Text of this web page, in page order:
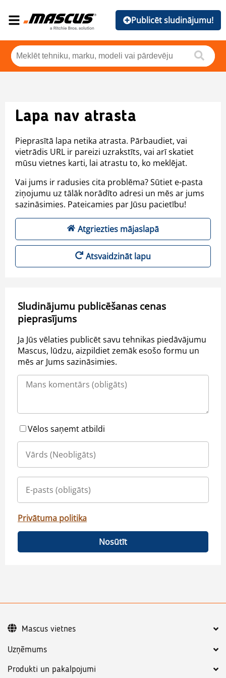
Publicēt sludinājumu!
Lapa nav atrasta
Pieprasītā lapa netika atrasta. Pārbaudiet, vai
vietrādis URL ir pareizi uzrakstīts, vai arī skatiet
mūsu vietnes karti, lai atrastu to, ko meklējat.
Vai jums ir radusies cita problēma? Sūtiet e-pasta
ziņojumu uz tālāk norādīto adresi un mēs ar jums
sazināsimies. Pateicamies par Jūsu pacietību!
Atgriezties mājaslapā
Atsvaidzināt lapu
Sludinājumu publicēšanas cenas
pieprasījums
Ja Jūs vēlaties publicēt savu tehnikas piedāvājumu
Mascus, lūdzu, aizpildiet zemāk esošo formu un
mēs ar Jums sazināsimies.
Vēlos saņemt atbildi
Privātuma politika
Nosūtīt
Uzņēmums
Produkti un pakalpojumi
Mascus vietnes